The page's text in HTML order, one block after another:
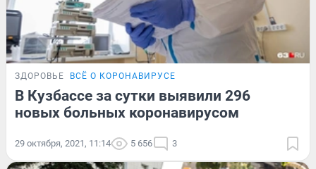
ЗДОРОВЬЕ ВСЁ О КОРОНАВИРУСЕ
В Кузбассе за сутки выявили 296
новых больных коронавирусом
29 октября, 2021, 11:14 5 656 3